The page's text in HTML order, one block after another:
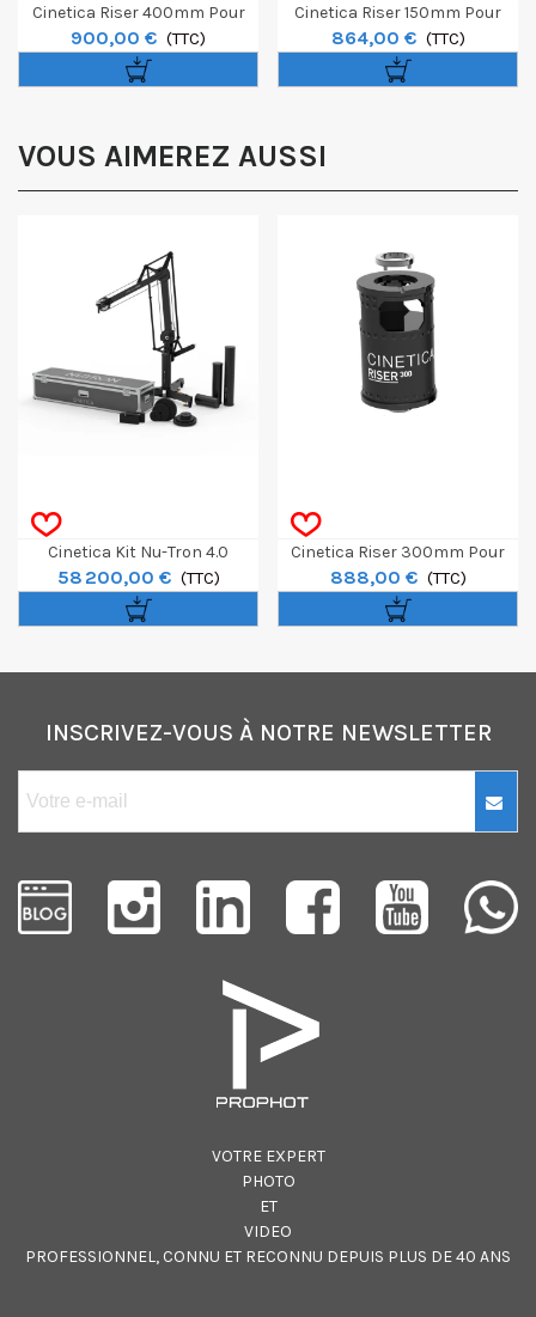
Cinetica Riser 400mm Pour
Nu.Tron 4.0
900,00 € (TTC)
Cinetica Riser 150mm Pour
Nu.Tron 4.0
864,00 € (TTC)
VOUS AIMEREZ AUSSI
Cinetica Kit Nu-Tron 4.0
58 200,00 € (TTC)
Cinetica Riser 300mm Pour
Nu.Tron 4.0
888,00 € (TTC)
INSCRIVEZ-VOUS À NOTRE NEWSLETTER
VOTRE EXPERT
PHOTO
ET
VIDEO
PROFESSIONNEL, CONNU ET RECONNU DEPUIS PLUS DE 40 ANS